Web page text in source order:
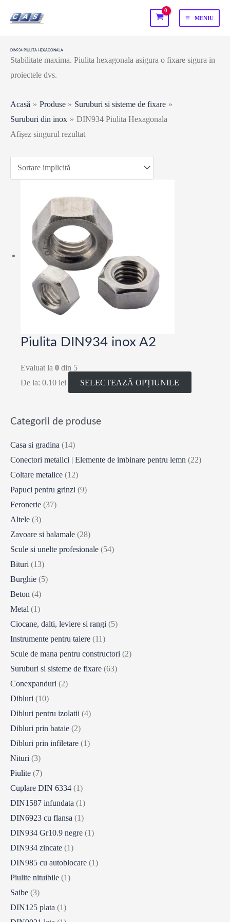
MAIN
MENIU
DIN934 PIULITA HEXAGONALA
Stabilitate maxima. Piulita hexagonala asigura o fixare sigura in
proiectele dvs.
Acasă Produse
Suruburi si sisteme de fixare
Suruburi din inox
DIN934 Piulita Hexagonala
Afișez singurul rezultat
Piulita DIN934 inox A2
Evaluat la 0 din 5
De la: 0.10 lei SELECTEAZĂ OPȚIUNILE
Categorii de produse
Casa si gradina (14)
Conectori metalici | Elemente de imbinare pentru lemn (22)
Coltare metalice (12)
Papuci pentru grinzi (9)
Feronerie (37)
Altele (3)
Zavoare si balamale (28)
Scule si unelte profesionale (54)
Bituri (13)
Burghie (5)
Beton (4)
Metal (1)
Ciocane, dalti, leviere si rangi (5)
Instrumente pentru taiere (11)
Scule de mana pentru constructori (2)
Suruburi si sisteme de fixare (63)
Conexpanduri (2)
Dibluri (10)
Dibluri pentru izolatii (4)
Dibluri prin bataie (2)
Dibluri prin infiletare (1)
Nituri (3)
Piulite (7)
Cuplare DIN 6334 (1)
DIN1587 infundata (1)
DIN6923 cu flansa (1)
DIN934 Gr10.9 negre (1)
DIN934 zincate (1)
DIN985 cu autoblocare (1)
Piulite nituibile (1)
Saibe (3)
DIN125 plata (1)